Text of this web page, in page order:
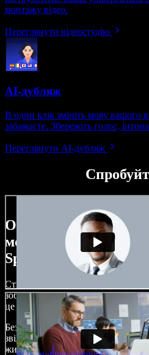
монтажу відео.
Переглянути відеостудію
AI-дубляж
В один клік змініть мову вашого
забажаєте. Збережіть голос,
Переглянути AI-дубляж
Ось лише невелика
можливостей, які ви
Speechify Studio.
Створюйте озвучення, додавайте
зображення, музику, відео,
це в цілісні, захопливі аудіо- та
Без складного навчання й прямо з
звільняються від традиційних
життя будь-які ідеї.